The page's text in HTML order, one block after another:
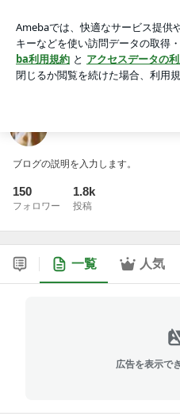
アプリをダウンロードして ブロ
ょう。
ブログの説明を入力します。
150
フォロワー
1.8k
投稿
一覧 人気
広告を表示で